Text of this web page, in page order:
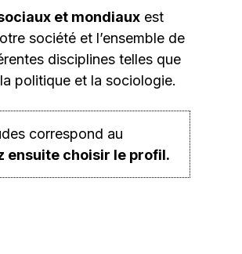
et mondiaux est
société et l’ensemble de
disciplines telles que
politique et la sociologie.
correspond au
ensuite choisir le profil.